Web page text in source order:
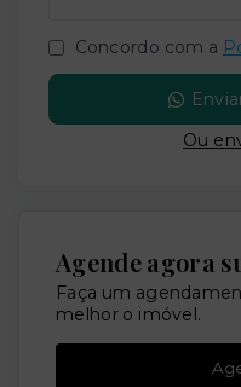
Concordo com a
Ou e
Agende agora
Faça um
melhor o imóvel.